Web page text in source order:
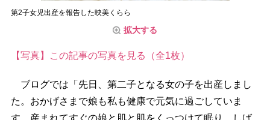
第2子女児出産を報告した映美くらら
拡大する
【写真】この記事の写真を見る（全1枚）
ブログでは「先日、第二子となる女の子を出産しまし
た。おかげさまで娘も私も健康で元気に過ごしていま